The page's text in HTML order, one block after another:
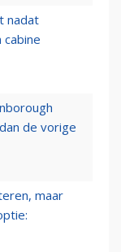
nadat
de vorige
maar